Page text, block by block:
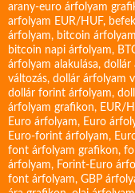
arany-euro árfolyam
arfolyam EUR/HUF,
árfolyam, bitcoin
bitcoin napi árfolyam,
árfolyam alakulása, dollár
változás, dollár árfolyam
dollár forint árfolyam,
árfolyam grafikon, EUR/
Euro árfolyam, Euro
Euro-forint árfolyam,
font árfolyam grafikon,
árfolyam, Forint-Euro
font árfolyam, GBP